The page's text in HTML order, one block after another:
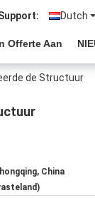
Dutch
Offerte Aan
de Structuur
China